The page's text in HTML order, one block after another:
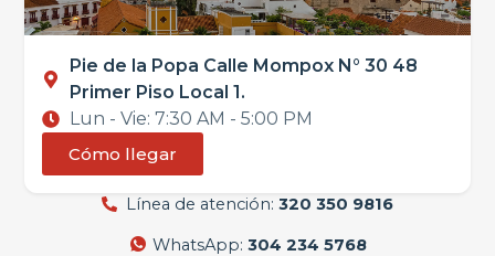
Pie de la Popa Calle Mompox N° 30 48
Primer Piso Local 1.
Lun - Vie: 7:30 AM - 5:00 PM
Cómo llegar
Línea de atención:320 350 9816
WhatsApp:304 234 5768